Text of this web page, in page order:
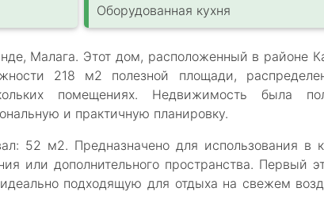
Оборудованная кухня
Малага. Этот дом, расположенный в районе
218 м2 полезной площади,
помещениях. Недвижимость была
и практичную планировку.
52 м2. Предназначено для использования в
или дополнительного пространства. Первый
подходящую для отдыха на свежем